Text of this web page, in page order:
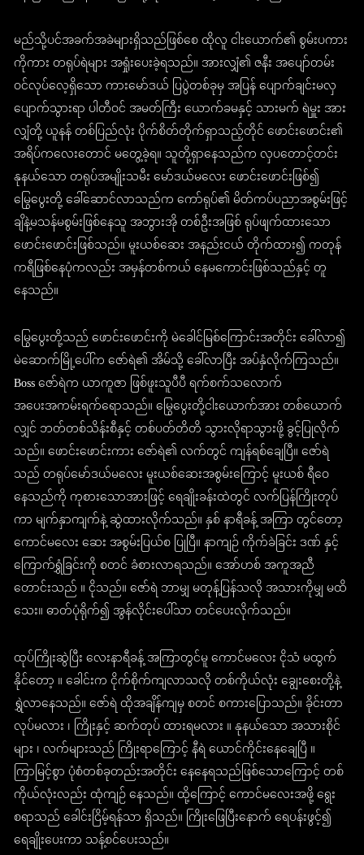
မည်သို့ပင်အခက်အခဲများရှိသည်ဖြစ်စေ ထိုလူ ငါးယောက်၏ စွမ်းပကား
ကိုကား တရုပ်ရဲများ အရှုံးပေးခဲ့ရသည်။ အားလျှံ၏ ဇနီး အပျော်တမ်း
ဝင်လုပ်လေ့ရှိသော ကားမော်ဒယ် ပြပွဲတစ်ခုမှ အပြန် ပျောက်ချင်းမလှ
ပျောက်သွားရာ ပါတီဝင် အမတ်ကြီး ယောက်ခမနှင့် သားမက် ရဲမှူး အား
လျှံတို့ ယူနန် တစ်ပြည်လုံး ပိုက်စိတ်တိုက်ရှာသည့်တိုင် ဖောင်းဖောင်း၏
အရိပ်ကလေးတောင် မတွေ့ခဲ့ရ။ သူတို့ရှာနေသည်က လှပတောင့်တင်း
နုနယ်သော တရုပ်အမျိုးသမီး မော်ဒယ်မလေး ဖောင်းဖောင်းဖြစ်၍
မြွေပွေးတို့ ခေါ်ဆောင်လာသည်က ကော်ရုပ်၏ မိတ်ကပ်ပညာအစွမ်းဖြင့်
ချိနဲ့မသန်မစွမ်းဖြစ်နေသူ အဘွားအို တစ်ဦးအဖြစ် ရုပ်ဖျက်ထားသော
ဖောင်းဖောင်းဖြစ်သည်။ မူးယစ်ဆေး အနည်းငယ် တိုက်ထား၍ ကတုန်
ကရီဖြစ်နေပုံကလည်း အမှန်တစ်ကယ် နေမကောင်းဖြစ်သည်နှင့် တူ
နေသည်။
မြွေပွေးတို့သည် ဖောင်းဖောင်းကို မဲခေါင်မြစ်ကြောင်းအတိုင်း ခေါ်လာ၍
မဲဆောက်မြို့ပေါ်က ဇော်ရဲ၏ အိမ်သို့ ခေါ်လာပြီး အပ်နှံလိုက်ကြသည်။
Boss ဇော်ရဲက ယာကူဇာ ဖြစ်ဖူးသူပီပီ ရက်စက်သလောက်
အပေးအကမ်းရက်ရောသည်။ မြွေပွေးတို့ငါးယောက်အား တစ်ယောက်
လျှင် ဘတ်တစ်သိန်းစီနှင့် တစ်ပတ်တိတိ သွားလိုရာသွားဖို့ ခွင့်ပြုလိုက်
သည်။ ဖောင်းဖောင်းကား ဇော်ရဲ၏ လက်တွင် ကျန်ရစ်ချေပြီ။ ဇော်ရဲ
သည် တရုပ်မော်ဒယ်မလေး မူးယစ်ဆေးအစွမ်းကြောင့် မူးယစ် ရီဝေ
နေသည်ကို ကုစားသောအားဖြင့် ရေချိုးခန်းထဲတွင် လက်ပြန်ကြိုးတုပ်
ကာ မျက်နှာကျက်နဲ့ ဆွဲထားလိုက်သည်။ နှစ် နာရီခန့် အကြာ တွင်တော့
ကောင်မလေး ဆေး အစွမ်းပြယ်စ ပြုပြီ။ နာကျဉ် ကိုက်ခဲခြင်း ဒဏ် နှင့်
ကြောက်ရွှံခြင်းကို စတင် ခံစားလာရသည်။ အော်ဟစ် အကူအညီ
တောင်းသည် ။ ငိုသည်။ ဇော်ရဲ ဘာမျှ မတုန့်ပြန်သလို အသားကိုမျှ မထိ
သေး။ ဓာတ်ပုံရိုက်၍ အွန်လိုင်းပေါ်သာ တင်ပေးလိုက်သည်။
ထုပ်ကြိုးဆွဲပြီး လေးနာရီခန့် အကြာတွင်မူ ကောင်မလေး ငိုသံ မထွက်
နိုင်တော့ ။ ခေါင်းက ငိုက်စိုက်ကျလာသလို တစ်ကိုယ်လုံး ချွေးစေးတို့နဲ့
ရွှဲလာနေသည်။ ဇော်ရဲ ထိုအချိန်ကျမှ စတင် စကားပြောသည်။ ခိုင်းတာ
လုပ်မလား ၊ ကြိုးနှင့် ဆက်တုပ် ထားရမလား ။ နုနယ်သော အသားစိုင်
များ ၊ လက်များသည် ကြိုးရာကြောင့် နီရဲ ယောင်ကိုင်းနေချေပြီ ။
ကြာမြင့်စွာ ပုံစံတစ်ခုတည်းအတိုင်း နေနေရသည်ဖြစ်သောကြောင့် တစ်
ကိုယ်လုံးလည်း ထုံကျဉ် နေသည်။ ထို့ကြောင့် ကောင်မလေးအဖို့ ရွေး
စရာသည် ခေါင်းငြိမ့်ရန်သာ ရှိသည်။ ကြိုးဖြေပြီးနောက် ရေပန်းဖွင့်၍
ရေချိုးပေးကာ သန့်စင်ပေးသည်။